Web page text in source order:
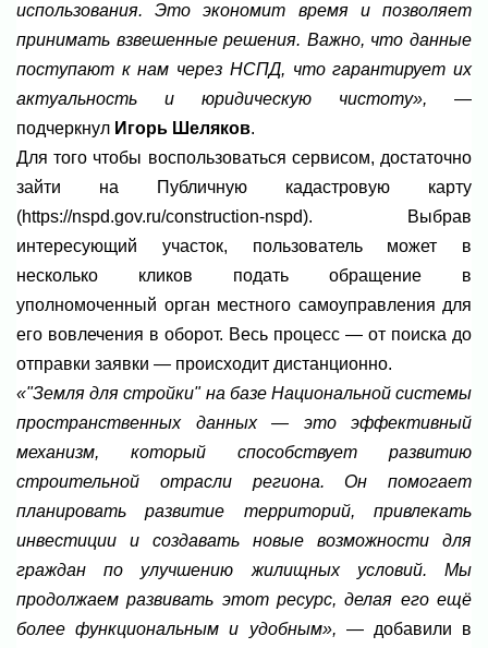
использования. Это экономит время и позволяет
принимать взвешенные решения. Важно, что данные
поступают к нам через НСПД, что гарантирует их
актуальность и юридическую чистоту», —
подчеркнул Игорь Шеляков.
Для того чтобы воспользоваться сервисом, достаточно
зайти на Публичную кадастровую карту
(https://nspd.gov.ru/construction-nspd). Выбрав
интересующий участок, пользователь может в
несколько кликов подать обращение в
уполномоченный орган местного самоуправления для
его вовлечения в оборот. Весь процесс — от поиска до
отправки заявки — происходит дистанционно.
«"Земля для стройки" на базе Национальной системы
пространственных данных — это эффективный
механизм, который способствует развитию
строительной отрасли региона. Он помогает
планировать развитие территорий, привлекать
инвестиции и создавать новые возможности для
граждан по улучшению жилищных условий. Мы
продолжаем развивать этот ресурс, делая его ещё
более функциональным и удобным», — добавили в